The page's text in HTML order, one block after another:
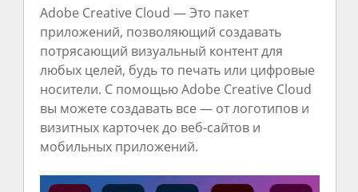
Adobe Creative Cloud — Это пакет
приложений, позволяющий создавать
потрясающий визуальный контент для
любых целей, будь то печать или цифровые
носители. С помощью Adobe Creative Cloud
вы можете создавать все — от логотипов и
визитных карточек до веб-сайтов и
мобильных приложений.